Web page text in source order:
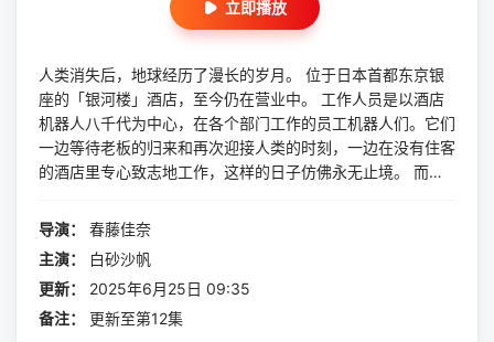
立即播放
人类消失后，地球经历了漫长的岁月。 位于日本首都东京银
座的「银河楼」酒店，至今仍在营业中。 工作人员是以酒店
机器人八千代为中心，在各个部门工作的员工机器人们。它们
一边等待老板的归来和再次迎接人类的时刻，一边在没有住客
的酒店里专心致志地工作，这样的日子仿佛永无止境。 而对
导演：
春藤佳奈
主演：
白砂沙帆
更新：
2025年6月25日 09:35
备注：
更新至第12集